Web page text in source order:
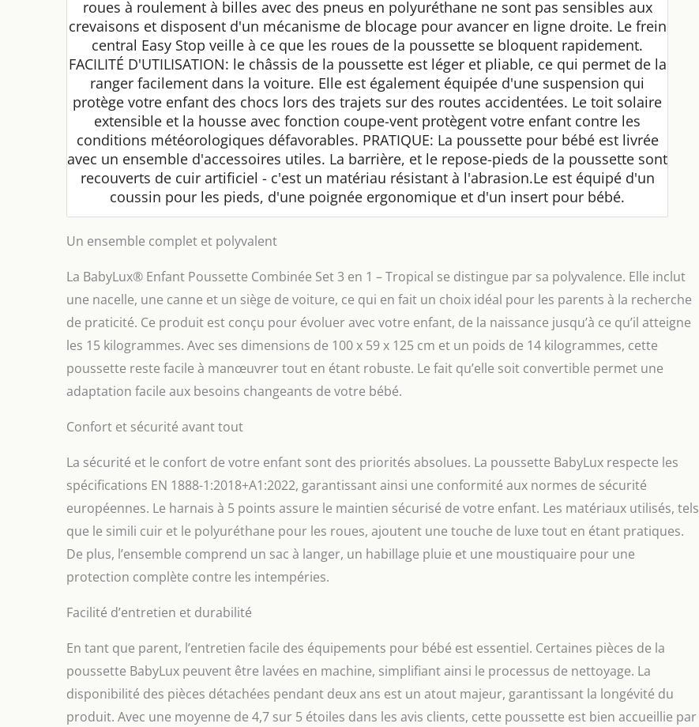
roues à roulement à billes avec des pneus en polyuréthane ne sont pas sensibles aux
crevaisons et disposent d'un mécanisme de blocage pour avancer en ligne droite. Le frein
central Easy Stop veille à ce que les roues de la poussette se bloquent rapidement.
FACILITÉ D'UTILISATION: le châssis de la poussette est léger et pliable, ce qui permet de la
ranger facilement dans la voiture. Elle est également équipée d'une suspension qui
protège votre enfant des chocs lors des trajets sur des routes accidentées. Le toit solaire
extensible et la housse avec fonction coupe-vent protègent votre enfant contre les
conditions météorologiques défavorables. PRATIQUE: La poussette pour bébé est livrée
avec un ensemble d'accessoires utiles. La barrière, et le repose-pieds de la poussette sont
recouverts de cuir artificiel - c'est un matériau résistant à l'abrasion.Le est équipé d'un
coussin pour les pieds, d'une poignée ergonomique et d'un insert pour bébé.
Un ensemble complet et polyvalent
La BabyLux® Enfant Poussette Combinée Set 3 en 1 – Tropical se distingue par sa polyvalence. Elle inclut
une nacelle, une canne et un siège de voiture, ce qui en fait un choix idéal pour les parents à la recherche
de praticité. Ce produit est conçu pour évoluer avec votre enfant, de la naissance jusqu’à ce qu’il atteigne
les 15 kilogrammes. Avec ses dimensions de 100 x 59 x 125 cm et un poids de 14 kilogrammes, cette
poussette reste facile à manœuvrer tout en étant robuste. Le fait qu’elle soit convertible permet une
adaptation facile aux besoins changeants de votre bébé.
Confort et sécurité avant tout
La sécurité et le confort de votre enfant sont des priorités absolues. La poussette BabyLux respecte les
spécifications EN 1888-1:2018+A1:2022, garantissant ainsi une conformité aux normes de sécurité
européennes. Le harnais à 5 points assure le maintien sécurisé de votre enfant. Les matériaux utilisés, tels
que le simili cuir et le polyuréthane pour les roues, ajoutent une touche de luxe tout en étant pratiques.
De plus, l’ensemble comprend un sac à langer, un habillage pluie et une moustiquaire pour une
protection complète contre les intempéries.
Facilité d’entretien et durabilité
En tant que parent, l’entretien facile des équipements pour bébé est essentiel. Certaines pièces de la
poussette BabyLux peuvent être lavées en machine, simplifiant ainsi le processus de nettoyage. La
disponibilité des pièces détachées pendant deux ans est un atout majeur, garantissant la longévité du
produit. Avec une moyenne de 4,7 sur 5 étoiles dans les avis clients, cette poussette est bien accueillie par